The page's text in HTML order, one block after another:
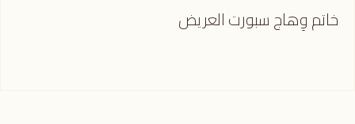
خاتم وِهاج سبورت العريض